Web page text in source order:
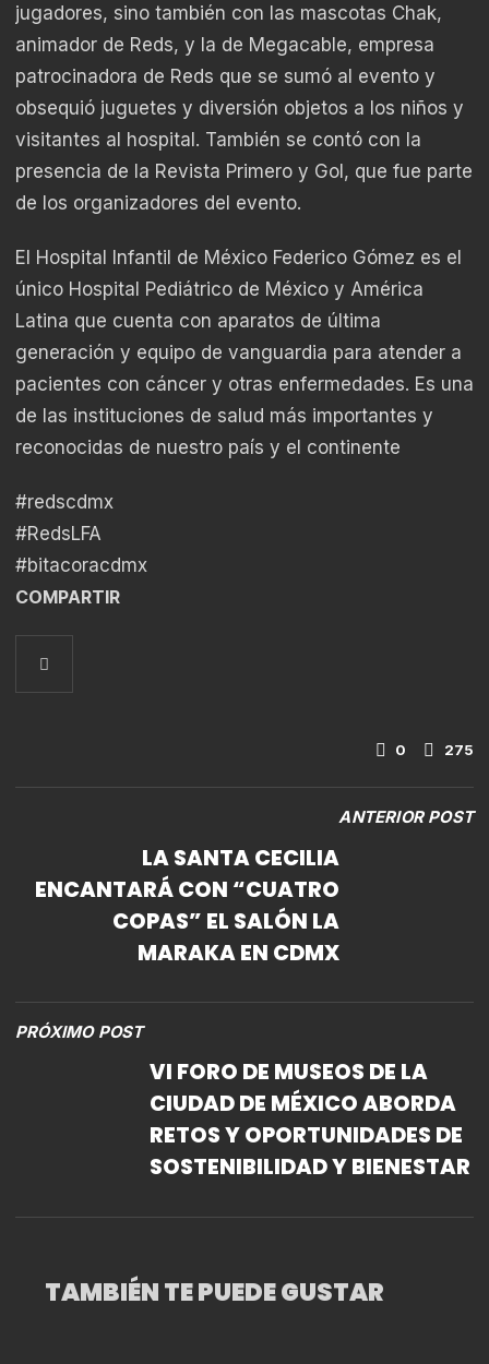
jugadores, sino también con las mascotas Chak,
animador de Reds, y la de Megacable, empresa
patrocinadora de Reds que se sumó al evento y
obsequió juguetes y diversión objetos a los niños y
visitantes al hospital. También se contó con la
presencia de la Revista Primero y Gol, que fue parte
de los organizadores del evento.
El Hospital Infantil de México Federico Gómez es el
único Hospital Pediátrico de México y América
Latina que cuenta con aparatos de última
generación y equipo de vanguardia para atender a
pacientes con cáncer y otras enfermedades. Es una
de las instituciones de salud más importantes y
reconocidas de nuestro país y el continente
#redscdmx
#RedsLFA
#bitacoracdmx
COMPARTIR
0 275
ANTERIOR POST
LA SANTA CECILIA
ENCANTARÁ CON “CUATRO
COPAS” EL SALÓN LA
MARAKA EN CDMX
PRÓXIMO POST
VI FORO DE MUSEOS DE LA
CIUDAD DE MÉXICO ABORDA
RETOS Y OPORTUNIDADES DE
SOSTENIBILIDAD Y BIENESTAR
TAMBIÉN TE PUEDE GUSTAR